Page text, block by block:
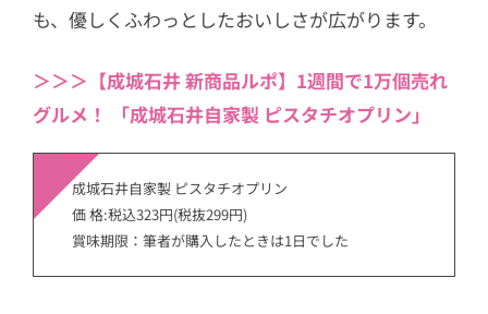
も、優しくふわっとしたおいしさが広がります。
＞＞＞【成城石井 新商品ルポ】1週間で1万個売れ
グルメ！ 「成城石井自家製 ピスタチオプリン」
成城石井自家製 ピスタチオプリン
価 格:税込323円(税抜299円)
賞味期限：筆者が購入したときは1日でした